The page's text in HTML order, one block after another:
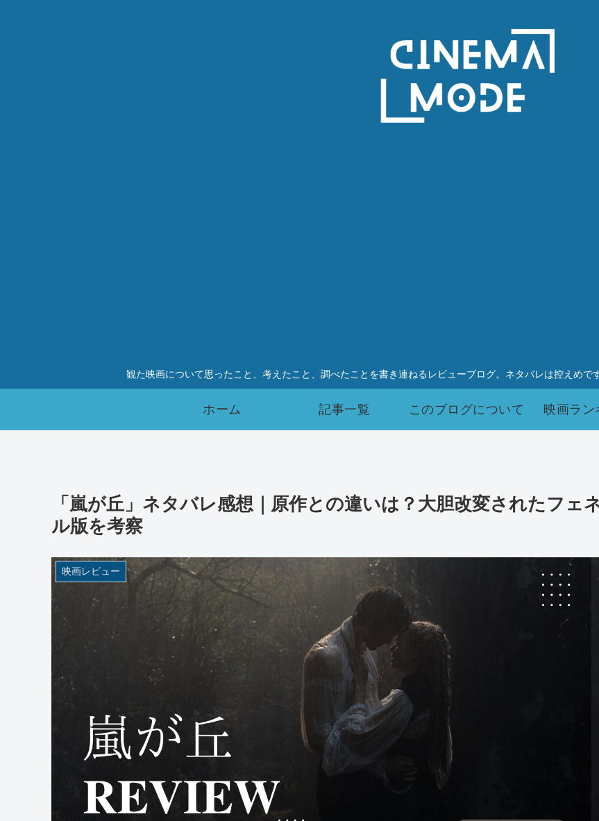
観た映画について思ったこと、考えたこと、調べたことを書き連ねるレビューブログ。ネタバレは控えめで
ホーム 記事一覧 このブログについて 映画ラン
「嵐が丘」ネタバレ感想｜原作との違いは？大胆改変されたフェ
ル版を考察
映画レビュー